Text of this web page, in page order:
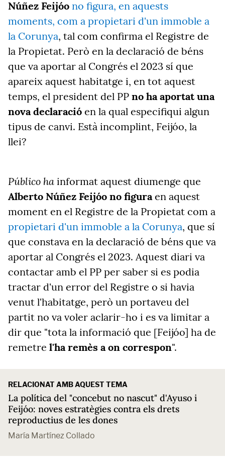
Núñez Feijóo no figura, en aquests
moments, com a propietari d'un immoble a
la Corunya, tal com confirma el Registre de
la Propietat. Però en la declaració de béns
que va aportar al Congrés el 2023 sí que
apareix aquest habitatge i, en tot aquest
temps, el president del PP no ha aportat una
nova declaració en la qual especifiqui algun
tipus de canvi. Està incomplint, Feijóo, la
llei?
Público ha informat aquest diumenge que
Alberto Núñez Feijóo no figuraen aquest
moment en el Registre de la Propietat com a
propietari d'un immoble a la Corunya, que sí
que constava en la declaració de béns que va
aportar al Congrés el 2023. Aquest diari va
contactar amb el PP per saber si es podia
tractar d'un error del Registre o si havia
venut l'habitatge, però un portaveu del
partit no va voler aclarir-ho i es va limitar a
dir que "tota la informació que [Feijóo] ha de
remetre l'ha remès a on correspon".
RELACIONAT AMB AQUEST TEMA
La política del "concebut no nascut" d'Ayuso i
Feijóo: noves estratègies contra els drets
reproductius de les dones
María Martínez Collado